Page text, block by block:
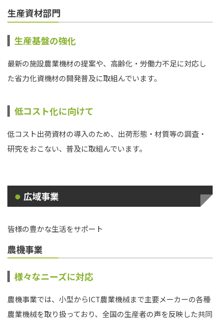
生産資材部門
生産基盤の強化
最新の施設農業機材の提案や、高齢化・労働力不足に対応し
た省力化資機材の開発普及に取組んでいます。
低コスト化に向けて
低コスト出荷資材の導入のため、出荷形態・材質等の調査・
研究をおこない、普及に取組んでいます。
広域事業
皆様の豊かな生活をサポート
農機事業
様々なニーズに対応
農機事業では、小型からICT農業機械まで主要メーカーの各種
農業機械を取り扱っており、全国の生産者の声を反映した共同